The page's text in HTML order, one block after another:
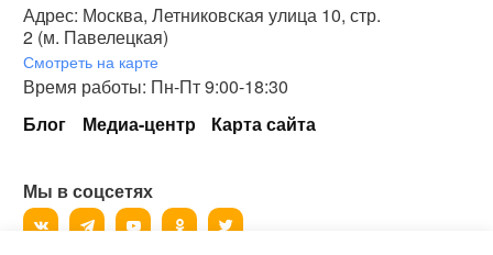
Адрес: Москва, Летниковская улица 10, стр.
2 (м. Павелецкая)
Смотреть на карте
Время работы: Пн-Пт 9:00-18:30
Блог
Медиа-центр Карта сайта
Мы в соцсетях